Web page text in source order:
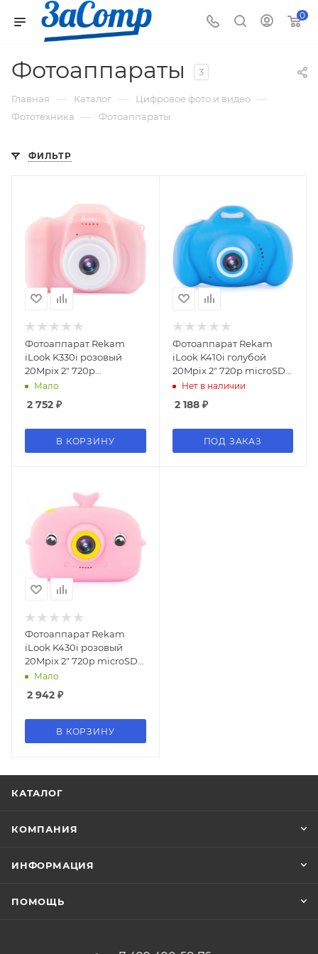
0
Фотоаппараты 3
Главная — Каталог — Цифровое фото и видео —
Фототехника — Фотоаппараты
ФИЛЬТР
Фотоаппарат Rekam
iLook K330i розовый
20Mpix 2" 720p
microSDHC CMOS/Li-Ion
Мало
2 752 ₽
В КОРЗИНУ
Фотоаппарат Rekam
iLook K410i голубой
20Mpix 2" 720p microSD
CMOS/Li-Ion
Нет в наличии
2 188₽
ПОД ЗАКАЗ
Фотоаппарат Rekam
iLook K430i розовый
20Mpix 2" 720p microSD
CMOS/Li-Ion
Мало
2 942 ₽
В КОРЗИНУ
КАТАЛОГ
КОМПАНИЯ
ИНФОРМАЦИЯ
ПОМОЩЬ